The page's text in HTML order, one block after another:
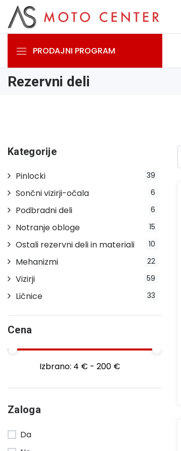
PRODAJNI PROGRAM
Rezervni deli
Kategorije
39
Pinlocki
6
Sončni vizirji-očala
6
Podbradni deli
15
Notranje obloge
10
Ostali rezervni deli in materiali
22
Mehanizmi
59
Vizirji
33
Ličnice
Cena
Izbrano: 4 € - 200 €
Zaloga
Da